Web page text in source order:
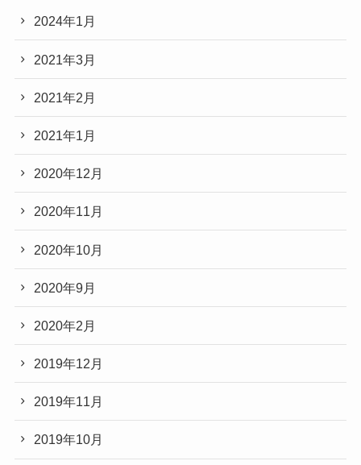
2024年1月
2021年3月
2021年2月
2021年1月
2020年12月
2020年11月
2020年10月
2020年9月
2020年2月
2019年12月
2019年11月
2019年10月